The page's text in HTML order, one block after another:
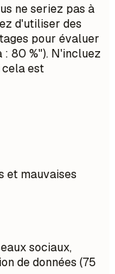
ne seriez pas à
d'utiliser des
pour évaluer
: 80 %"). N'incluez
est
et mauvaises
sociaux,
de données (75